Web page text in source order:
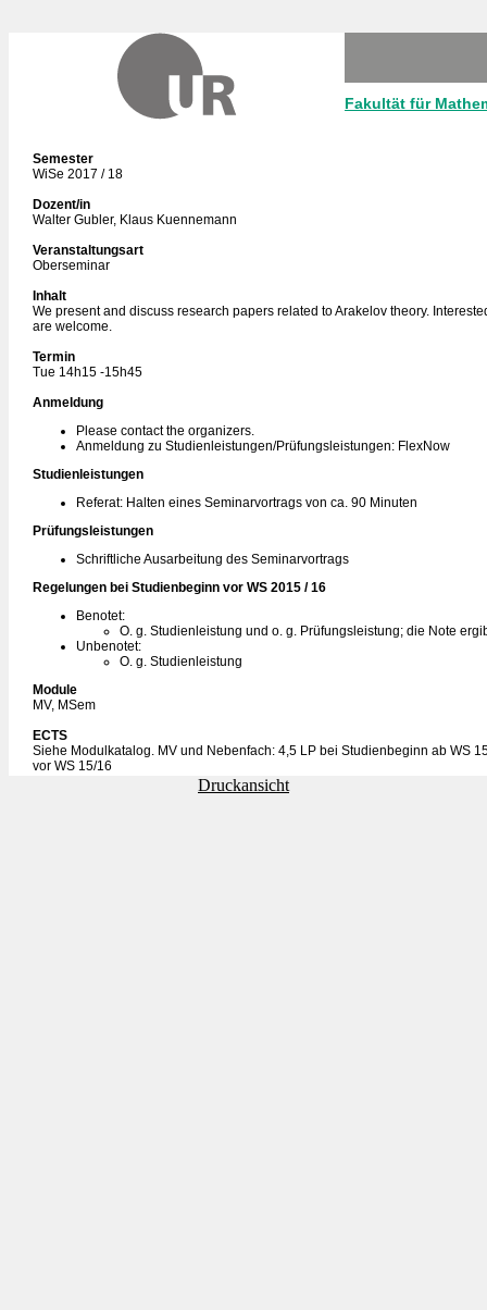
Fakultät für
Semester
WiSe 2017 / 18
Dozent/in
Walter Gubler, Klaus Kuennemann
Veranstaltungsart
Oberseminar
Inhalt
We present and discuss research papers related to Arakelov theory.
are welcome.
Termin
Tue 14h15 -15h45
Anmeldung
Please contact the organizers.
Anmeldung zu Studienleistungen/Prüfungsleistungen: FlexNow
Studienleistungen
Referat: Halten eines Seminarvortrags von ca. 90 Minuten
Prüfungsleistungen
Schriftliche Ausarbeitung des Seminarvortrags
Regelungen bei Studienbeginn vor WS 2015 / 16
Benotet:
O. g. Studienleistung und o. g. Prüfungsleistung; die Note
Unbenotet:
O. g. Studienleistung
Module
MV, MSem
ECTS
Siehe Modulkatalog. MV und Nebenfach: 4,5 LP bei Studienbeginn ab WS
vor WS 15/16
Druckansicht